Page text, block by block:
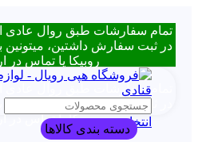
تمام سفارشات طبق روال
روبیکا یا تماس در
تمام سفارشات طبق روال
روبیکا یا تماس درانتخاب دسته بندی
دسته بندی کالاها